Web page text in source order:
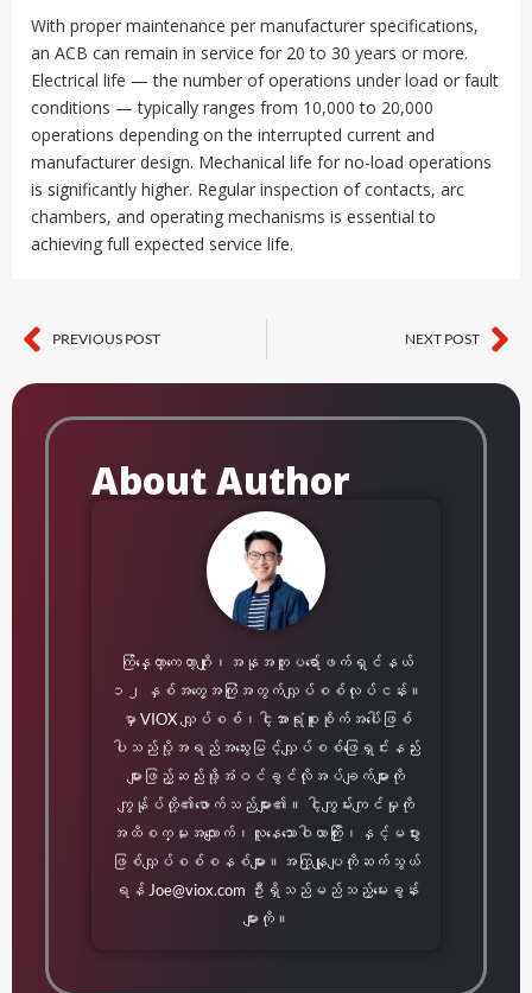
With proper maintenance per manufacturer specifications,
an ACB can remain in service for 20 to 30 years or more.
Electrical life — the number of operations under load or fault
conditions — typically ranges from 10,000 to 20,000
operations depending on the interrupted current and
manufacturer design. Mechanical life for no-load operations
is significantly higher. Regular inspection of contacts, arc
chambers, and operating mechanisms is essential to
achieving full expected service life.
Prev
PREVIOUS POST NEXT POST လ
About Author
ကြ်န္ေတာ္ကေတာ့ဂျိုး၊အနုအတူပရော်ဖက်ရှင်နယ်
၁၂ နှစ်အတွေ့အကြုံအတွက်လျှပ်စစ်လုပ်ငန်း။
မှာ VIOX လျှပ်စစ်၊ငါ့အာရုံစူးစိုက်အပေါ်ဖြစ်
ပါသည်ပို့အရည်အသွေးမြင့်လျှပ်စစ်ဖြေရှင်းနည်း
များဖြည့်ဆည်းဖို့အံဝင်ခွင်လိုအပ်ချက်များကို
ကျွန်ုပ်တို့၏ဖောက်သည်များ၏။ ငါ့ကျွမ်းကျင်မှုကို
အထိစက္မႈအလျောက်၊လူနေသောဝါယာကြိုး၊နှင့်မပွား
ဖြစ်လျှပ်စစ်စနစ်များ။အကြှနျုပျကိုဆက်သွယ်
ရန် Joe@viox.com ဦးရှိသည်မည်သည့်မေးခွန်း
များကို။